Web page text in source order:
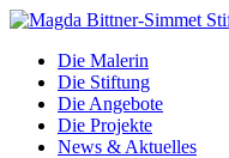
Die Malerin
Die Stiftung
Die Angebote
Die Projekte
News & Aktuelles